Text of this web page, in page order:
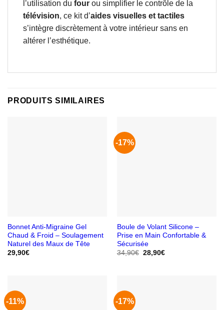
l’utilisation du four ou simplifier le contrôle de la
télévision, ce kit d’aides visuelles et tactiles
s’intègre discrètement à votre intérieur sans en
altérer l’esthétique.
PRODUITS SIMILAIRES
Bonnet Anti-Migraine Gel
Chaud & Froid – Soulagement
Naturel des Maux de Tête
29,90€
-17%
Boule de Volant Silicone –
Prise en Main Confortable &
Sécurisée
34,90€ Le
28,90€Le
-11% -17%